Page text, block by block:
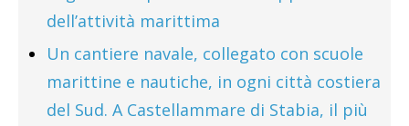
dell’attività marittima
Un cantiere navale, collegato con scuole
marittine e nautiche, in ogni città costiera
del Sud. A Castellammare di Stabia, il più